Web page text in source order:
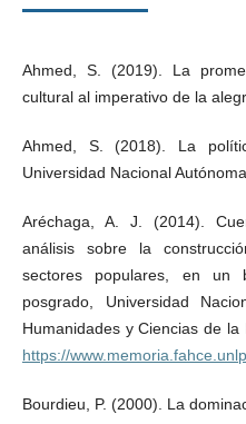
Ahmed, S. (2019). La
cultural al imperativo de la
Ahmed, S. (2018). La
Universidad Nacional
Aréchaga, A. J. (2014).
análisis sobre la
sectores populares, en
posgrado, Universidad
Humanidades y Ciencias de la
https://
Bourdieu, P. (2000). La